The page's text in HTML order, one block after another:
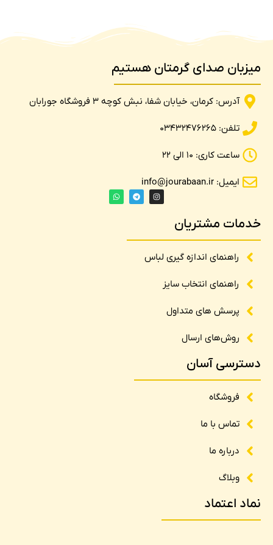
میزبان صدای گرمتان هستیم
آدرس: کرمان، خیابان شفا، نبش کوچه 3 فروشگاه جورابان
تلفن: 03432476265
ساعت کاری: 10 الی 22
ایمیل: info@jourabaan.ir
خدمات مشتریان
راهنمای اندازه گیری لباس
راهنمای انتخاب سایز
پرسش های متداول
روش‌های ارسال
دسترسی آسان
فروشگاه
تماس با ما
درباره ما
وبلاگ
نماد اعتماد